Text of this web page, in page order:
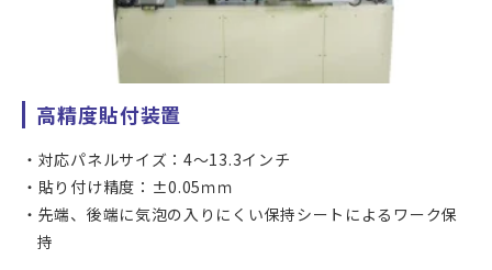
高精度貼付装置
対応パネルサイズ：4～13.3インチ
貼り付け精度：±0.05ｍｍ
先端、後端に気泡の入りにくい保持シートによるワーク保
持